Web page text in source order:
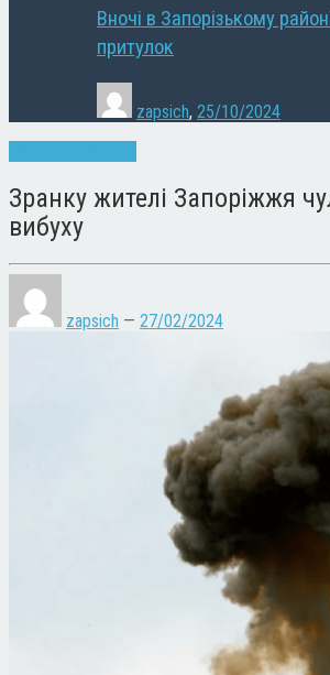
Вночі в Запорізькому
притулок
zapsich, 25/10/2024
Зранку жителі Запоріжжя
вибуху
zapsich — 27/02/2024